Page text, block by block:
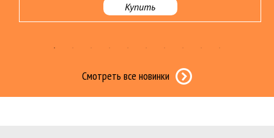
Купить
Смотреть все новинки